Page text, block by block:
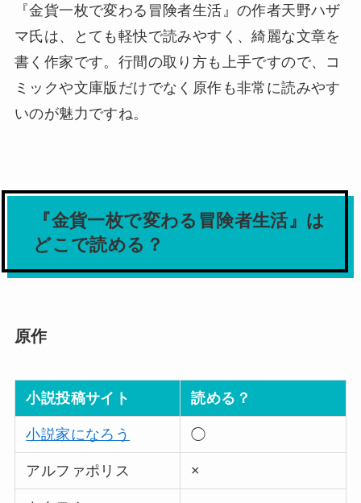
『金貨一枚で変わる冒険者生活』の作者天野ハザ
マ氏は、とても軽快で読みやすく、綺麗な文章を
書く作家です。行間の取り方も上手ですので、コ
ミックや文庫版だけでなく原作も非常に読みやす
いのが魅力ですね。
『金貨一枚で変わる冒険者生活』は
どこで読める？
原作
小説投稿サイト 読める？
小説家になろう ◯
アルファポリス ×